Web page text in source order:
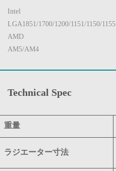
Intel
LGA1851/1700/1200/1151/1150/1155
AMD
AM5/AM4
Technical Spec
重量
ラジエーター寸法